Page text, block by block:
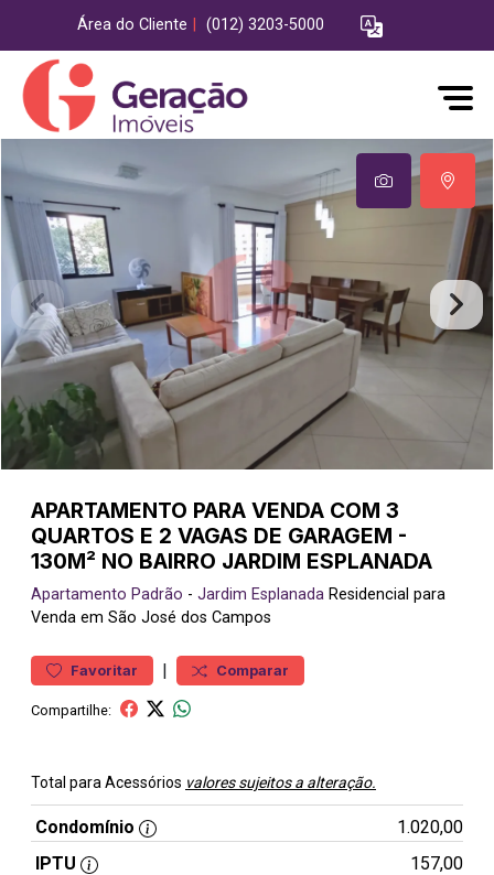
Área do Cliente (012) 3203-5000
APARTAMENTO PARA VENDA COM 3
QUARTOS E 2 VAGAS DE GARAGEM -
130M² NO BAIRRO JARDIM ESPLANADA
Apartamento Padrão - Jardim Esplanada Residencial para
Venda em São José dos Campos
Favoritar | Comparar
Compartilhe:
Total para Acessórios valores sujeitos a alteração.
Condomínio
1.020,00
IPTU
157,00